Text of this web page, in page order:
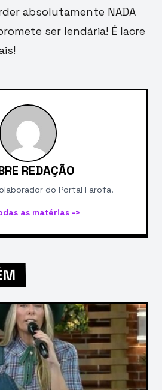
absolutamente NADA
ser lendária! É lacre
REDAÇÃO
do Portal Farofa.
as matérias ->